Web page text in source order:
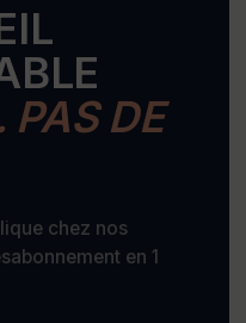
PAS DE
chez nos
en 1